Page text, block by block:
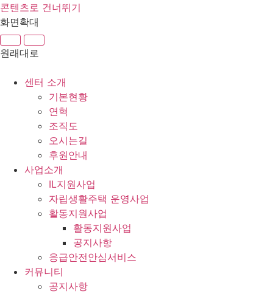
콘텐츠로 건너뛰기
화면확대
원래대로
센터 소개
기본현황
연혁
조직도
오시는길
후원안내
사업소개
IL지원사업
자립생활주택 운영사업
활동지원사업
활동지원사업
공지사항
응급안전안심서비스
커뮤니티
공지사항